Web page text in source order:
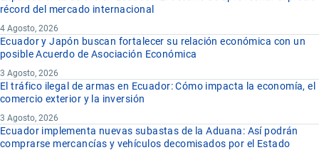
récord del mercado internacional
4 Agosto, 2026
Ecuador y Japón buscan fortalecer su relación económica con un
posible Acuerdo de Asociación Económica
3 Agosto, 2026
El tráfico ilegal de armas en Ecuador: Cómo impacta la economía, el
comercio exterior y la inversión
3 Agosto, 2026
Ecuador implementa nuevas subastas de la Aduana: Así podrán
comprarse mercancías y vehículos decomisados por el Estado